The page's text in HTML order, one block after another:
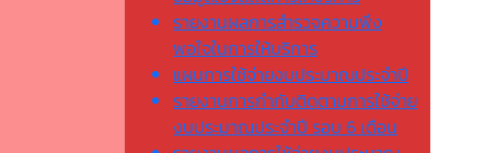
รายงานผลการสำรวจความพึง
พอใจในการให้บริการ
แผนการใช้จ่ายงบประมาณประจำปี
รายงานการกำกับติดตามการใช้จ่าย
งบประมาณประจำปี รอบ 6 เดือน